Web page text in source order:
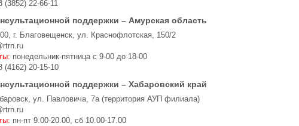
(3852) 22-66-11
поддержки – Амурская область
г. Благовещенск, ул. Краснофлотская, 150/2
понедельник-пятница с 9-00 до 18-00
(4162) 20-15-10
поддержки – Хабаровский край
ул. Павловича, 7а (территория АУП филиала)
пн-пт 9.00-20.00, сб 10.00-17.00